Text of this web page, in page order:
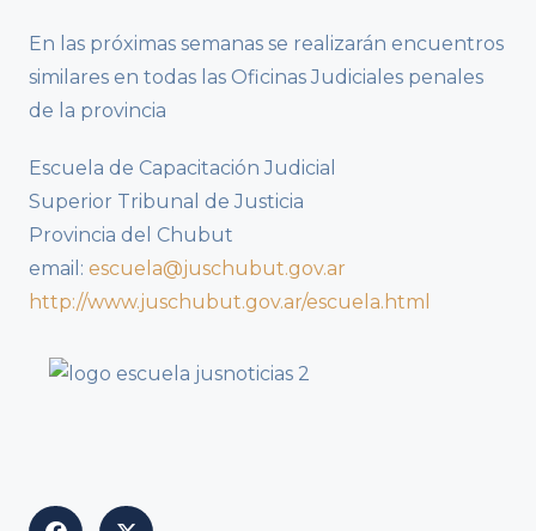
En las próximas semanas se realizarán encuentros
similares en todas las Oficinas Judiciales penales
de la provincia
Escuela de Capacitación Judicial
Superior Tribunal de Justicia
Provincia del Chubut
email: escuela@juschubut.gov.ar
http://www.juschubut.gov.ar/escuela.html